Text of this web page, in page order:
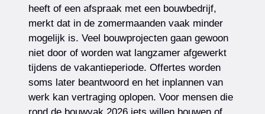
heeft of een afspraak met een bouwbedrijf,
merkt dat in de zomermaanden vaak minder
mogelijk is. Veel bouwprojecten gaan gewoon
niet door of worden wat langzamer afgewerkt
tijdens de vakantieperiode. Offertes worden
soms later beantwoord en het inplannen van
werk kan vertraging oplopen. Voor mensen die